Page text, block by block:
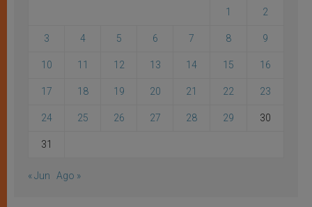
1 2
3 4 5 6 7 8 9
10 11 12 13 14 15 16
17 18 19 20 21 22 23
24 25 26 27 28 29 30
31
« Jun Ago »